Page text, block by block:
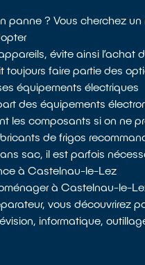
panne ? Vous cherchez
évite ainsi l’achat
faire partie des
équipements électriques
des équipements
les composants si on ne
de frigos
sac, il est parfois
à Castelnau-le-Lez
à Castelnau-le-
vous découvrirez
informatique,